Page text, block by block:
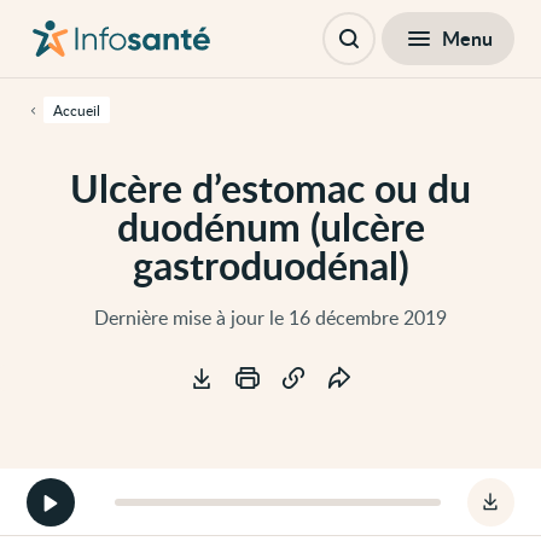
contenu
cette
navigationUlcère d’estomac ou du
duodénum (ulcère
gastroduodénal)
Dernière mise à jour le 16 décembre 2019
Accueil
principale
Ouvrir Menu
le
Démarrer
la
version
Table des matières Fermer